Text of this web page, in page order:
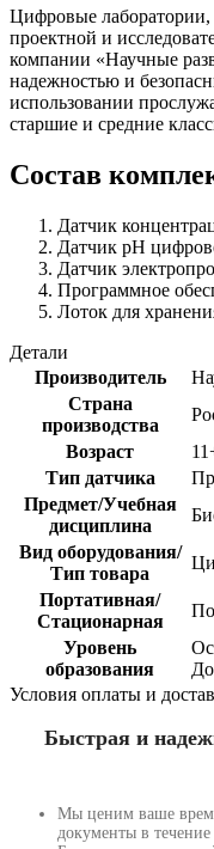
Цифровые лаборатории,
проектной и
компании «Научные
надежностью и
использовании
старшие и средние
Состав
Датчик
Датчик pH
Датчик
Программное
Лоток для
Детали
Производитель
Страна
производства
Возраст
Тип датчика
Предмет/Учебная
дисциплина
Вид оборудования/
Тип товара
Портативная/
Стационарная
Уровень
образования
Условия оплаты и
Быстрая и
Мы ценим ваше
документы в